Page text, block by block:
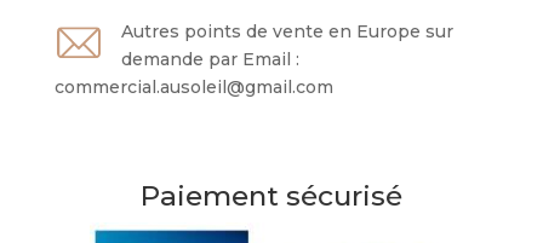
Autres points de vente en Europe sur
demande par Email :
commercial.ausoleil@gmail.com
Paiement sécurisé